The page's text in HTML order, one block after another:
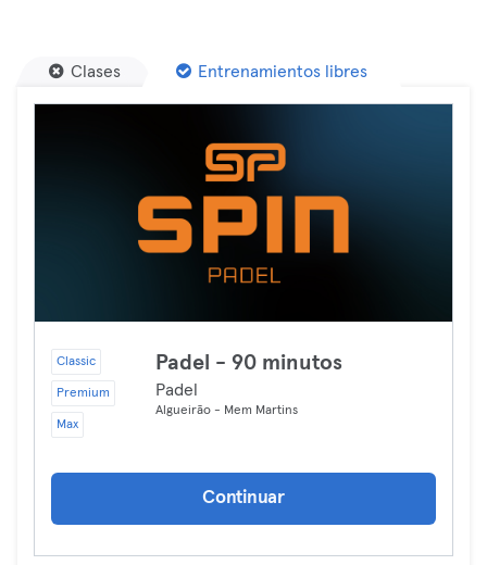
Clases Entrenamientos libres
Classic
Premium
Max
Padel - 90 minutos
Padel
Algueirão - Mem Martins
Continuar